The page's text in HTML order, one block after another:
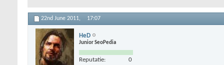
22nd June 2011, 17:07
HeD
Junior SeoPedia
Reputatie: 0